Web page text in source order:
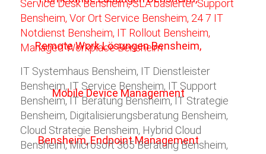
IT Systemhaus Bensheim, IT Dienstleister
Bensheim, IT Service Bensheim, IT Support
Bensheim, IT Beratung Bensheim, IT Strategie
Bensheim, Digitalisierungsberatung Bensheim,
Cloud Strategie Bensheim, Hybrid Cloud
Bensheim, Microsoft 365 Beratung Bensheim,